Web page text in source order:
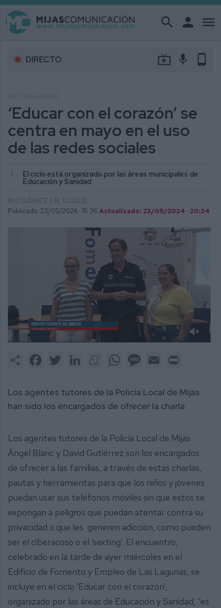
search person menu
DIRECTO live_tv mic phone_android
‘Educar con el corazón’ se
centra en mayo en el uso
de las redes sociales
El ciclo está organizado por las áreas municipales de
Educación y Sanidad
Publicado: 23/05/2024 · 15:36 Actualizado: 23/05/2024 · 20:24
1
Share FacebookTwitter LinkedInMeneameWhatsAppMessage
Email
Los agentes tutores de la Policía Local de Mijas
han sido los encargados de ofrecer la charla
Los agentes tutores de la Policía Local de Mijas
Ángel Blanc y David Gutiérrez son los encargados
de ofrecer a las familias, a través de estas charlas,
pautas y herramientas para que los niños y jóvenes
puedan usar sus teléfonos móviles sin que estos se
expongan a peligros que puedan atentar contra su
privacidad o que les generen adicción, como pueden
ser el ciberacoso o el ‘sexting’. El encuentro,
celebrado en la tarde de ayer miércoles en el
Edificio de Fomento y Empleo de Las Lagunas, se
incluye en el ciclo ‘Educar con el corazón’,
organizado por las áreas de Educación y Sanidad, “es